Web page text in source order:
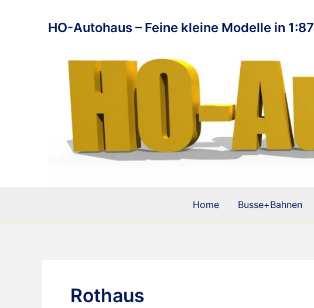
HO-Autohaus – Feine kleine Modelle in 1:87
Home Busse+Bahnen
Rothaus